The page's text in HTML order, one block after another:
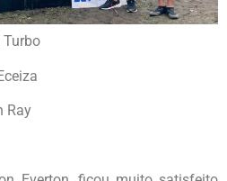
Turbo
Ray